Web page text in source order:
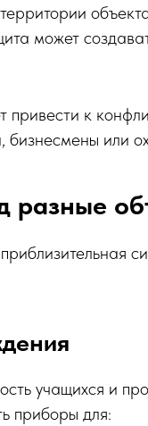
может
к
бизнесмены или
разные
учащихся и
приборы для: